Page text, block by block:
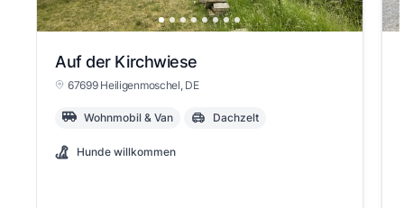
Auf der Kirchwiese
67699 Heiligenmoschel, DE
Wohnmobil & Van Dachzelt
Hunde willkommen